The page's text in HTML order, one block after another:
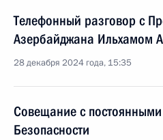
Телефонный разговор с
Азербайджана Ильхамом
28 декабря 2024 года, 15:35
Совещание с
Безопасности